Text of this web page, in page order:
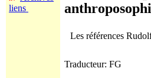
liens
Les références
Traducteur: FG